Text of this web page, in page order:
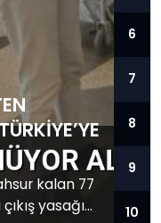
kalan 77
yasağı
6
7
8
9
10